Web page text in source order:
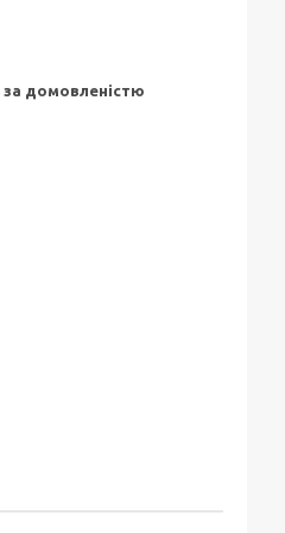
за домовленістю